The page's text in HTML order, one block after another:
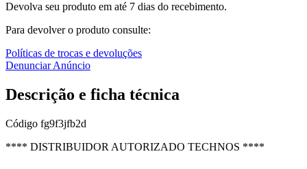
Devolva seu produto em até 7 dias do recebimento.
Para devolver o produto consulte:
Políticas de trocas e devoluções
Denunciar Anúncio
Descrição e ficha técnica
Código fg9f3jfb2d
**** DISTRIBUIDOR AUTORIZADO TECHNOS ****